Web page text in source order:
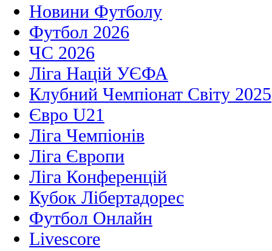
Новини Футболу
Футбол 2026
ЧС 2026
Ліга Націй УЄФА
Клубний Чемпіонат Світу 2025
Євро U21
Ліга Чемпіонів
Ліга Європи
Ліга Конференцій
Кубок Лібертадорес
Футбол Онлайн
Livescore